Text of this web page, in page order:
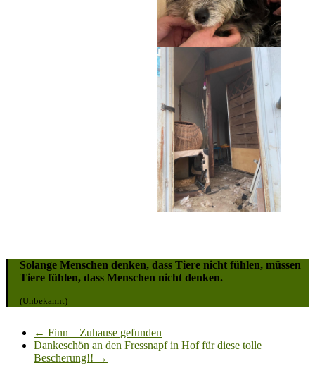
Solange Menschen denken, dass Tiere nicht fühlen, müssen
Tiere fühlen, dass Menschen nicht denken.
(Unbekannt)
← Finn – Zuhause gefunden
Dankeschön an den Fressnapf in Hof für diese tolle
Bescherung!! →